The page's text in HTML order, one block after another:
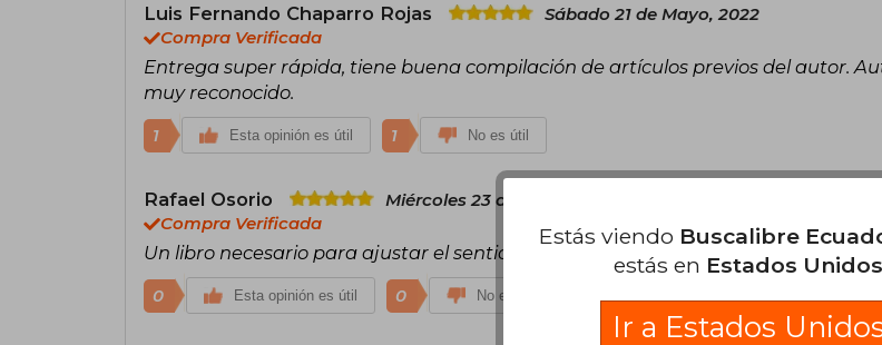
Luis Fernando Chaparro Rojas
Sábado 21 de Mayo, 2022
Compra Verificada
Entrega super rápida, tiene buena compilación de artículos previos del autor.
muy reconocido.
1 Esta opinión es útil 1 No es útil
Rafael Osorio
Miércoles 23 de Noviembre, 2022
Compra Verificada
Un libro necesario para ajustar el sentido del liderazgo en nosotros
0 Esta opinión es útil 0 No es útil
Estás viendo Buscalibre
estás en Estados Unidos
Ir a Estados